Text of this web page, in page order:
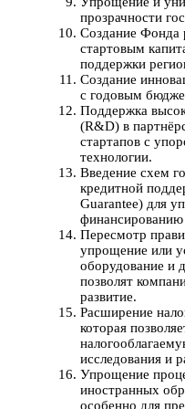
прозрачности
Создание Фонда
стартовым
поддержки
Создание
с годовым
Поддержка
(R&D) в
стартапов с
технологии.
Введение схем
кредитной
Guarantee) для
Пересмотр
упрощение или
оборудование и
позволят
развитие.
Расширение
которая
исследования и
Упрощение
иностранных
особенно для